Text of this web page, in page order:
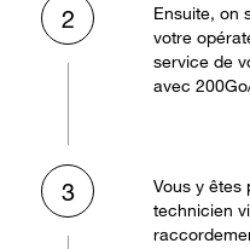
2
Ensuite, on
votre
service de
avec
3
Vous y êtes
technicien